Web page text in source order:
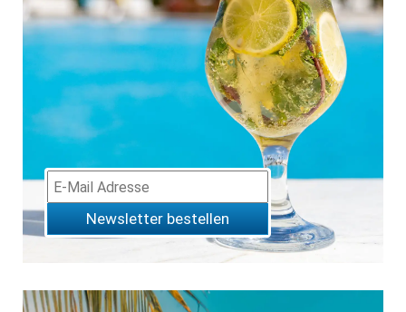
Newsletter bestellen